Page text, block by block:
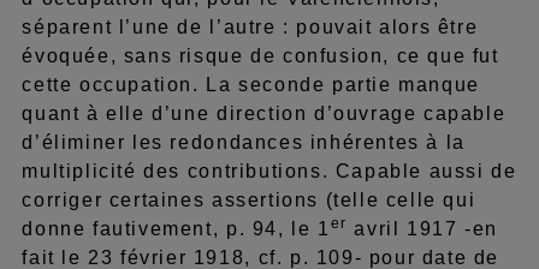
séparent l’une de l’autre : pouvait alors être
évoquée, sans risque de confusion, ce que fut
cette occupation. La seconde partie manque
quant à elle d’une direction d’ouvrage capable
d’éliminer les redondances inhérentes à la
multiplicité des contributions. Capable aussi de
corriger certaines assertions (telle celle qui
donne fautivement, p. 94, le 1 er avril 1917 -en
fait le 23 février 1918, cf. p. 109- pour date de